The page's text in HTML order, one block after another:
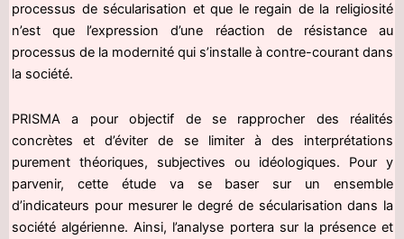
processus de sécularisation et que le regain de la religiosité
n’est que l’expression d’une réaction de résistance au
processus de la modernité qui s’installe à contre-courant dans
la société.
PRISMA a pour objectif de se rapprocher des réalités
concrètes et d’éviter de se limiter à des interprétations
purement théoriques, subjectives ou idéologiques. Pour y
parvenir, cette étude va se baser sur un ensemble
d’indicateurs pour mesurer le degré de sécularisation dans la
société algérienne. Ainsi, l’analyse portera sur la présence et